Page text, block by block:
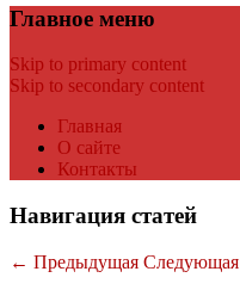
Главное меню
Skip to primary content
Skip to secondary content
Главная
О сайте
Контакты
Навигация статей
← Предыдущая Следующая